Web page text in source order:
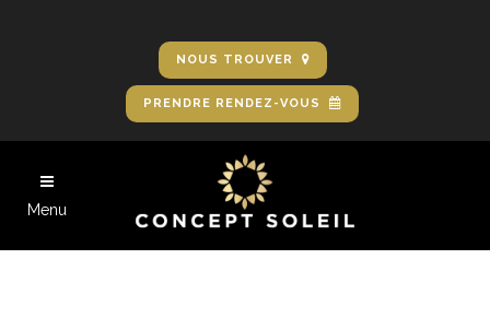
NOUS TROUVER
PRENDRE RENDEZ-VOUS
Menu